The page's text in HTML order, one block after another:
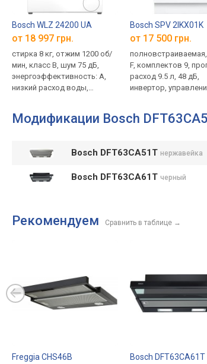
Bosch WLZ 24200 UA
от 18 997 грн.
стирка 8 кг, отжим 1200 об/
мин, класс B, шум 75 дБ,
энергоэффективность: A,
низкий расход воды,
Bosch SPV 2IKX01K
от 17 500 грн.
F, комплектов 9,
расход 9.5 л, 48 дБ,
инвертор,
Модификации Bosch
Bosch DFT63CA51T нержавейка
Bosch DFT63CA61T черный
Рекомендуем Сравнить в таблице →
Freggia CHS46B Bosch DFT63CA61T